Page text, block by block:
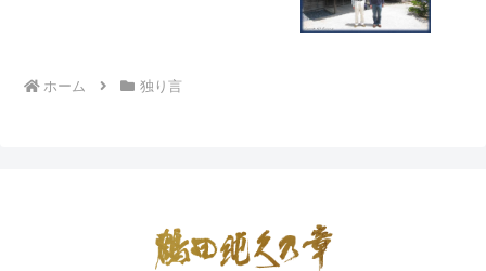
ホーム 独り言